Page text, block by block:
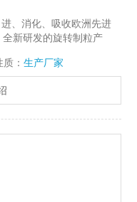
、消化、吸收欧洲先进
新研发的旋转制粒产
： 生产厂家